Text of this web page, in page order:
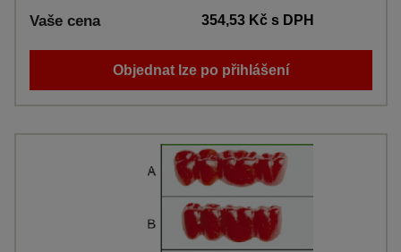
Vaše cena 354,53 Kčs DPH
Objednat lze po přihlášení